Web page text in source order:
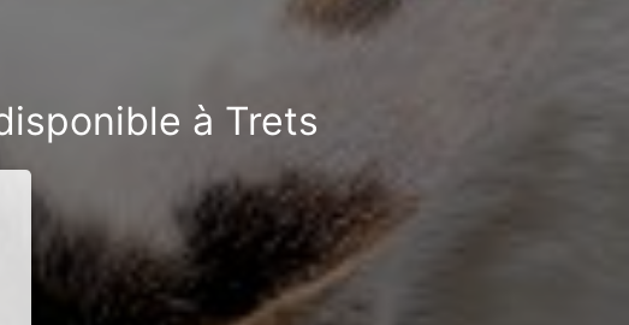
à Trets